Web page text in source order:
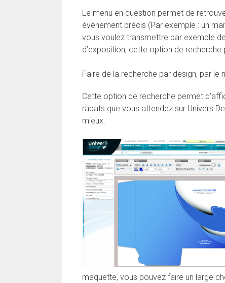
Le menu en question permet de
évènement précis (Par exemple : un
vous voulez transmettre par exemple
d’exposition, cette option de
Faire de la recherche par design, par le
Cette option de recherche permet
rabats que vous attendez sur Univers
mieux.
maquette, vous pouvez faire un large